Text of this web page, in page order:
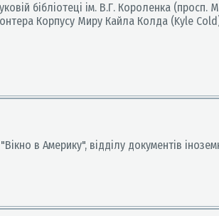
бібліотеці ім. В.Г. Короленка (просп.
Корпусу Миру Кайла Колда (Kyle
в Америку", відділу документів